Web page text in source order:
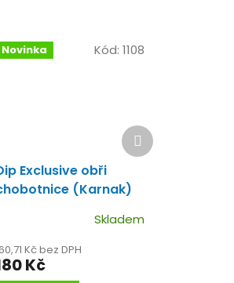
Novinka
Exclusive obři
(Karnak)
výluhu chobotnic s
olihně.
Skladem
Kč bez DPH
Kč
Kód: 1108
Další
produkt